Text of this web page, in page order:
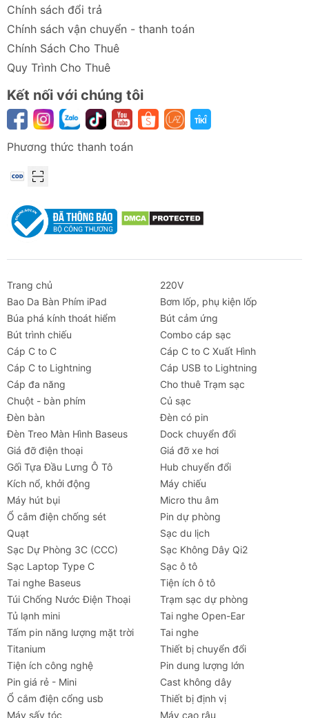
Chính sách đổi trả
Chính sách vận chuyển - thanh toán
Chính Sách Cho Thuê
Quy Trình Cho Thuê
Kết nối với chúng tôi
Phương thức thanh toán
Trang chủ
220V
Bao Da Bàn Phím iPad
Bơm lốp, phụ kiện lốp
Búa phá kính thoát hiểm
Bút cảm ứng
Bút trình chiếu
Combo cáp sạc
Cáp C to C
Cáp C to C Xuất Hình
Cáp C to Lightning
Cáp USB to Lightning
Cáp đa năng
Cho thuê Trạm sạc
Chuột - bàn phím
Củ sạc
Đèn bàn
Đèn có pin
Đèn Treo Màn Hình Baseus
Dock chuyển đổi
Giá đỡ điện thoại
Giá đỡ xe hơi
Gối Tựa Đầu Lưng Ô Tô
Hub chuyển đổi
Kích nổ, khởi động
Máy chiếu
Máy hút bụi
Micro thu âm
Ổ cắm điện chống sét
Pin dự phòng
Quạt
Sạc du lịch
Sạc Dự Phòng 3C (CCC)
Sạc Không Dây Qi2
Sạc Laptop Type C
Sạc ô tô
Tai nghe Baseus
Tiện ích ô tô
Túi Chống Nước Điện Thoại
Trạm sạc dự phòng
Tủ lạnh mini
Tai nghe Open-Ear
Tấm pin năng lượng mặt trời
Tai nghe
Titanium
Thiết bị chuyển đổi
Tiện ích công nghệ
Pin dung lượng lớn
Pin giá rẻ - Mini
Cast không dây
Ổ cắm điện cổng usb
Thiết bị định vị
Máy sấy tóc
Máy cạo râu